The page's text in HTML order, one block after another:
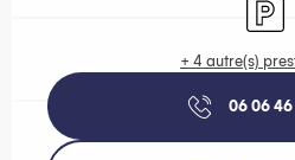
+ 4 autre(s)
06 06